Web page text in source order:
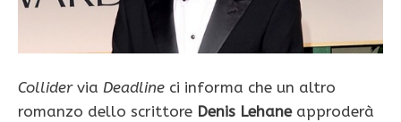
Collidervia Deadline ci informa che un altro
romanzo dello scrittore Denis Lehaneapproderà